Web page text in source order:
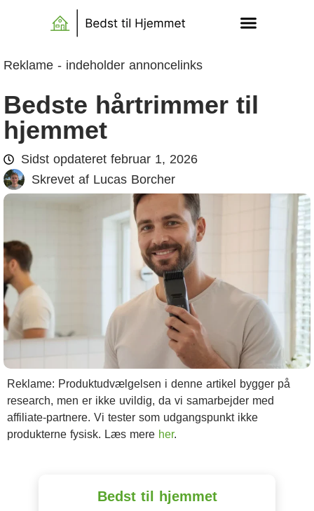
Reklame - indeholder annoncelinks
Bedste hårtrimmer til
hjemmet
Sidst opdateret februar 1, 2026
Skrevet af Lucas Borcher
Reklame: Produktudvælgelsen i denne artikel bygger på
research, men er ikke uvildig, da vi samarbejder med
affiliate-partnere. Vi tester som udgangspunkt ikke
produkterne fysisk. Læs mere her.
Bedst til hjemmet